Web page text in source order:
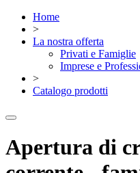
Home
>
La nostra offerta
Privati e Famiglie
Imprese e
>
Catalogo prodotti
Apertura di